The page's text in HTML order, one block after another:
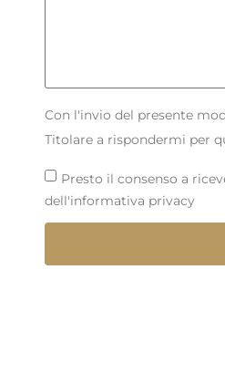
Con l'invio del presente
Titolare a rispondermi per
Presto il consenso a
dell'informativa privacy